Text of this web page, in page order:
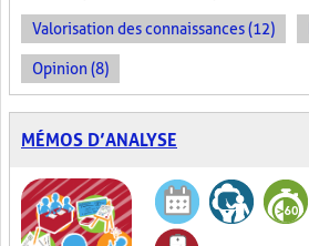
Valorisation des connaissances (12)
Opinion (8)
MÉMOS D’ANALYSE